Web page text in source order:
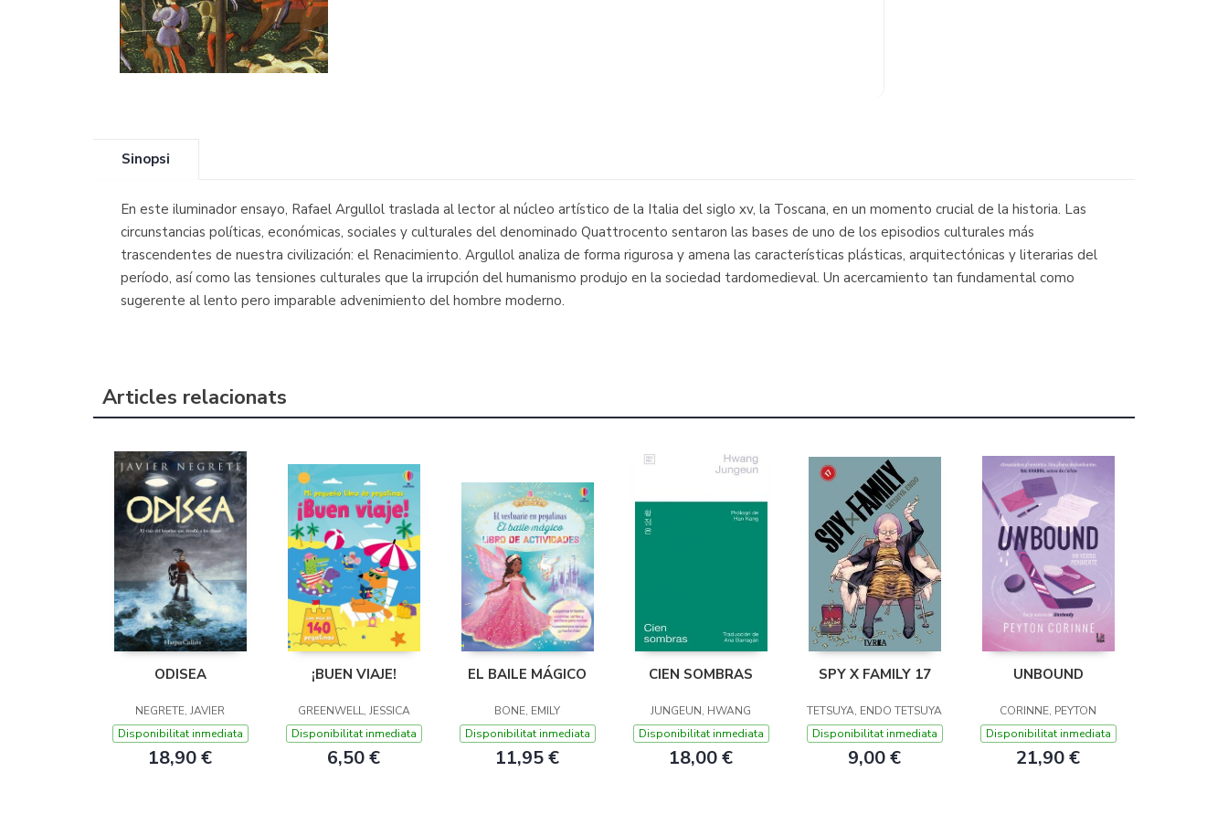
Sinopsi
En este iluminador ensayo, Rafael Argullol traslada al lector al núcleo artístico de la Italia del siglo xv, la Toscana, en un momento crucial de la historia. Las
circunstancias políticas, económicas, sociales y culturales del denominado Quattrocento sentaron las bases de uno de los episodios culturales más
trascendentes de nuestra civilización: el Renacimiento. Argullol analiza de forma rigurosa y amena las características plásticas, arquitectónicas y literarias del
período, así como las tensiones culturales que la irrupción del humanismo produjo en la sociedad tardomedieval. Un acercamiento tan fundamental como
sugerente al lento pero imparable advenimiento del hombre moderno.
Articles relacionats
ODISEA
NEGRETE, JAVIER
Disponibilitat inmediata
18,90 €
¡BUEN VIAJE!
GREENWELL, JESSICA
Disponibilitat inmediata
6,50 €
EL BAILE MÁGICO
BONE, EMILY
Disponibilitat inmediata
11,95 €
CIEN SOMBRAS
JUNGEUN, HWANG
Disponibilitat inmediata
18,00 €
SPY X FAMILY 17
TETSUYA, ENDO TETSUYA
Disponibilitat inmediata
9,00 €
UNBOUND
CORINNE, PEYTON
Disponibilitat inmediata
21,90 €